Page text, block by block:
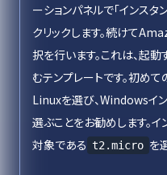
ーションパネルで「インスタ
クリックします。続けて
択を行います。これは、起
むテンプレートです。初め
Linuxを選び、Windowsイ
選ぶことをお勧めします。
対象である t2.micro を